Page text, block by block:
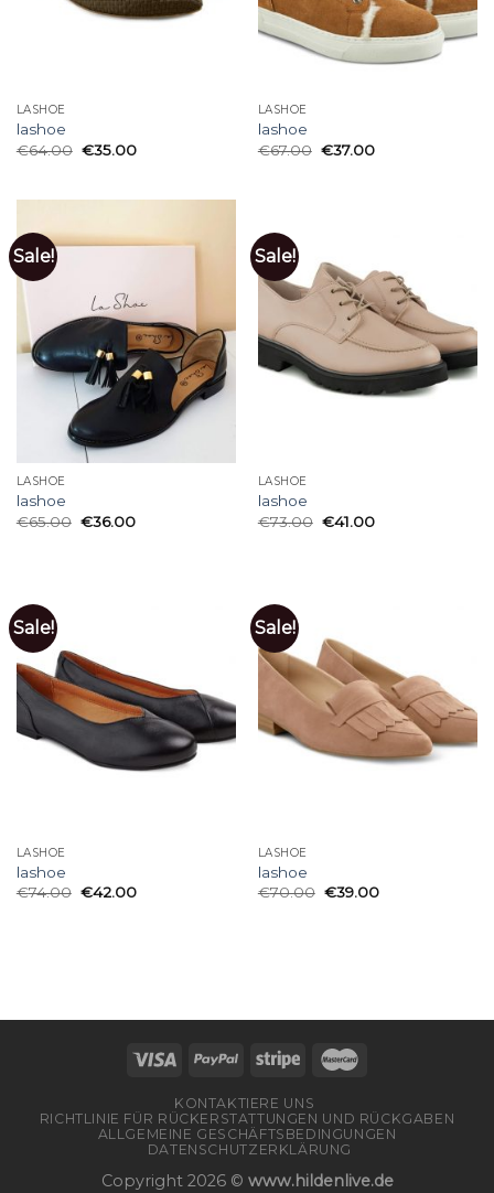
LASHOE
lashoe
€64.00 €35.00
LASHOE
lashoe
€67.00 €37.00
Sale!
LASHOE
lashoe
€65.00 €36.00
Sale!
LASHOE
lashoe
€73.00 €41.00
Sale!
LASHOE
lashoe
€74.00 €42.00
Sale!
LASHOE
lashoe
€70.00 €39.00
KONTAKTIERE UNS
RICHTLINIE FÜR RÜCKERSTATTUNGEN UND RÜCKGABEN
ALLGEMEINE GESCHÄFTSBEDINGUNGEN
DATENSCHUTZERKLÄRUNG
Copyright 2026 © www.hildenlive.de